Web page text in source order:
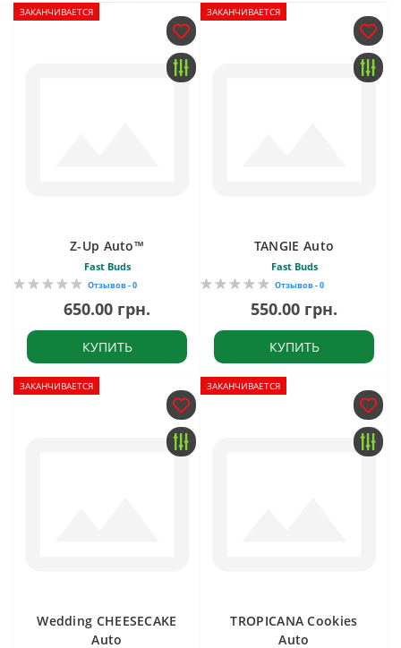
ЗАКАНЧИВАЕТСЯ
Z-Up Auto™
Fast Buds
Отзывов - 0
650.00 грн.
КУПИТЬ
ЗАКАНЧИВАЕТСЯ
TANGIE Auto
Fast Buds
Отзывов - 0
550.00 грн.
КУПИТЬ
ЗАКАНЧИВАЕТСЯ
Wedding CHEESECAKE
Auto
ЗАКАНЧИВАЕТСЯ
TROPICANA Cookies
Auto